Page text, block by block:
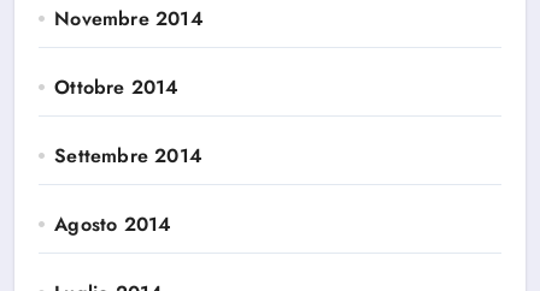
Novembre 2014
Ottobre 2014
Settembre 2014
Agosto 2014